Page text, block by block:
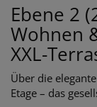
Ebene 2
Wohnen
XXL-
Über die
Etage – das